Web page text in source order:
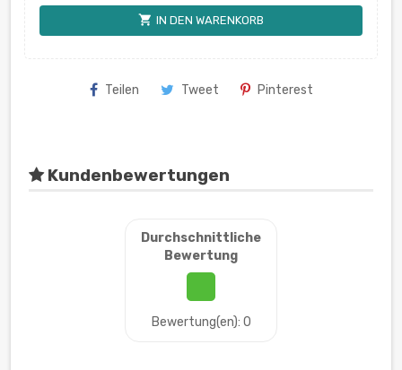
shopping_cart IN DEN WARENKORB
Teilen Tweet Pinterest
Kundenbewertungen
Durchschnittliche
Bewertung
Bewertung(en): 0